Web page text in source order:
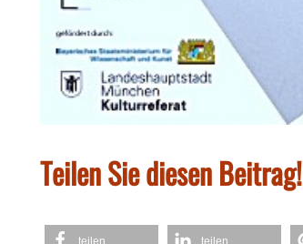
Teilen Sie diesen Beitrag!
teilen teilen